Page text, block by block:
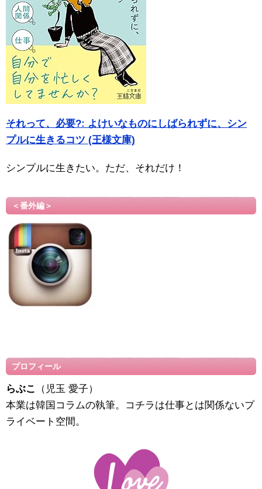
それって、必要?: よけいなものにしばられずに、シン
プルに生きるコツ (王様文庫)
シンプルに生きたい。ただ、それだけ！
＜番外編＞
プロフィール
らぶこ
（児玉 愛子）
本業は韓国コラムの執筆。コチラは仕事とは関係ないプ
ライベート空間。